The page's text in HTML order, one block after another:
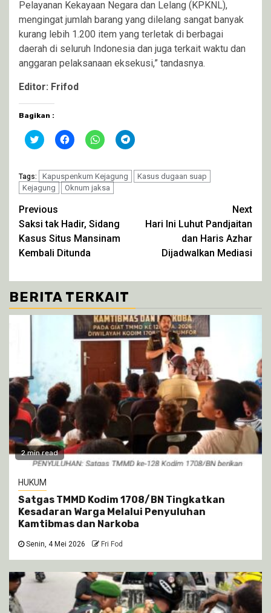
Pelayanan Kekayaan Negara dan Lelang (KPKNL),
mengingat jumlah barang yang dilelang sangat banyak
kurang lebih 1.200 item yang terletak di berbagai
daerah di seluruh Indonesia dan juga terkait waktu dan
anggaran pelaksanaan eksekusi,” tandasnya.
Editor: Frifod
Bagikan :
Klik
untuk
Twitter(Membuka
di
jendela
yang
Klik
untuk
Facebook(Membuka
di
jendela
yang
Klik
untuk
WhatsApp(Membuka
di
jendela
yang
Klik
untuk
Telegram(Membuka
jendela
Tags: Kapuspenkum Kejagung
Kasus dugaan suap
Kejagung
Oknum jaksa
Continue
Reading
Previous
Saksi tak Hadir, Sidang
Kasus Situs Mansinam
Kembali Ditunda
Next
Hari Ini Luhut Pandjaitan
dan Haris Azhar
Dijadwalkan Mediasi
BERITA TERKAIT
2 min read
HUKUM
Satgas TMMD Kodim 1708/BN Tingkatkan
Kesadaran Warga Melalui Penyuluhan
Kamtibmas dan Narkoba
Senin, 4 Mei 2026 Fri Fod